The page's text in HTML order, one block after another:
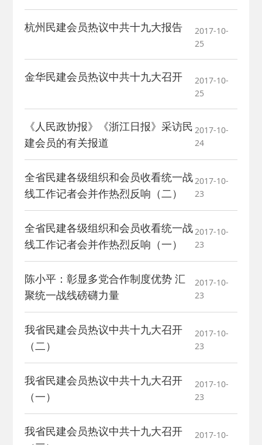
杭州民建会员热议中共十九大报告
2017-10-
25
金华民建会员热议中共十九大召开
2017-10-
25
《人民政协报》《浙江日报》采访民
建会员的有关报道
2017-10-
24
全省民建各级组织和会员收看统一战
线工作记者会并作热烈反响（二）
2017-10-
23
全省民建各级组织和会员收看统一战
线工作记者会并作热烈反响（一）
2017-10-
23
陈小平：彰显多党合作制度优势 汇
聚统一战线磅礴力量
2017-10-
23
我省民建会员热议中共十九大召开
（二）
2017-10-
23
我省民建会员热议中共十九大召开
（一）
2017-10-
23
我省民建会员热议中共十九大召开
2017-10-